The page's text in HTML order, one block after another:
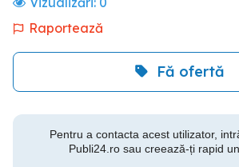
Raportează
Fă ofertă
Pentru a contacta acest utilizator,
Publi24.ro sau creează-ți rapid